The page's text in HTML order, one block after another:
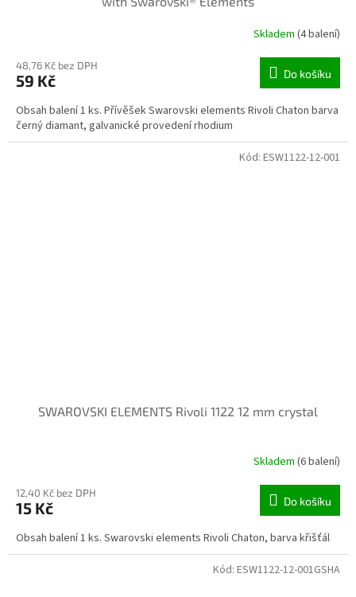
Skladem (4 balení)
48,76 Kč bez DPH
59 Kč Do košíku
Obsah balení 1 ks. Přívěšek Swarovski elements Rivoli Chaton barva
černý diamant, galvanické provedení rhodium
SWAROVSKI ELEMENTS Rivoli 1122 12 mm crystal
Skladem (6 balení)
12,40 Kč bez DPH
15 Kč Do košíku
Obsah balení 1 ks. Swarovski elements Rivoli Chaton, barva křišťál
Kód: ESW1122-12-001
Kód: ESW1122-12-001GSHA